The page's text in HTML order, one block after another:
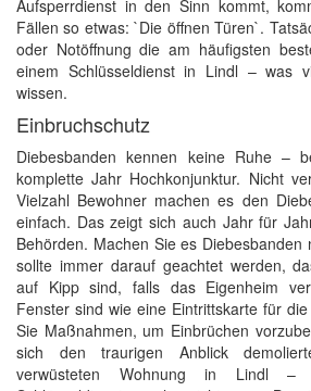
Aufsperrdienst in den Sinn kommt,
Fällen so etwas: `Die öffnen Türen`.
oder Notöffnung die am häufigsten
einem Schlüsseldienst in Lindl – was
wissen.
Einbruchschutz
Diebesbanden kennen keine Ruhe –
komplette Jahr Hochkonjunktur. Nicht
Vielzahl Bewohner machen es den
einfach. Das zeigt sich auch Jahr für
Behörden. Machen Sie es Diebesbanden
sollte immer darauf geachtet werden,
auf Kipp sind, falls das Eigenheim
Fenster sind wie eine Eintrittskarte für
Sie Maßnahmen, um Einbrüchen
sich den traurigen Anblick
verwüsteten Wohnung in Lindl –